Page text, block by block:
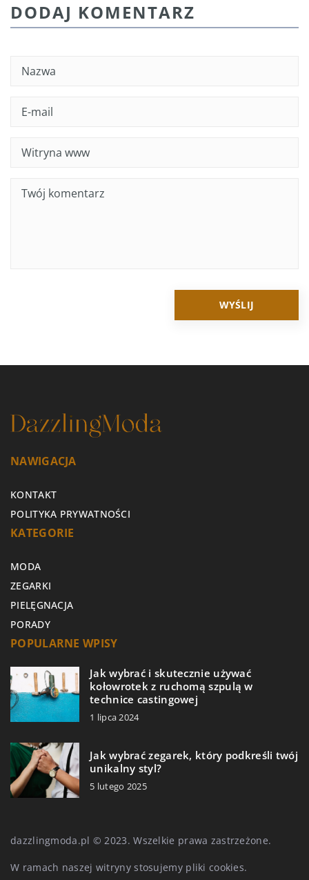
DODAJ KOMENTARZ
NAWIGACJA
KONTAKT
POLITYKA PRYWATNOŚCI
KATEGORIE
MODA
ZEGARKI
PIELĘGNACJA
PORADY
POPULARNE WPISY
Jak wybrać i skutecznie używać
kołowrotek z ruchomą szpulą w
technice castingowej
1 lipca 2024
Jak wybrać zegarek, który podkreśli twój
unikalny styl?
5 lutego 2025
dazzlingmoda.pl © 2023. Wszelkie prawa zastrzeżone.
W ramach naszej witryny stosujemy pliki cookies.